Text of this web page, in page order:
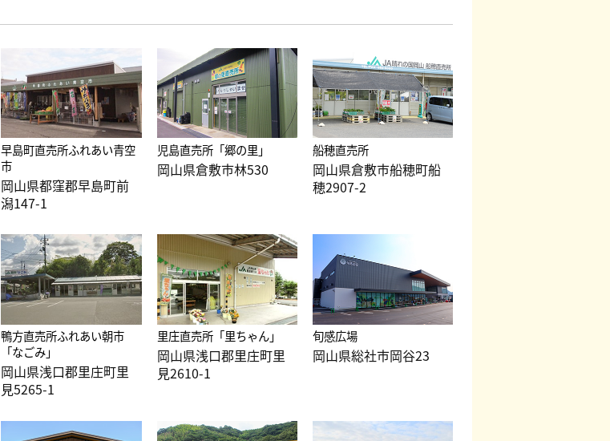
早島町直売所ふれあい青空
市
岡山県都窪郡早島町前
潟147-1
児島直売所「郷の里」
岡山県倉敷市林530
船穂直売所
岡山県倉敷市船穂町船
穂2907-2
鴨方直売所ふれあい朝市
「なごみ」
岡山県浅口郡里庄町里
見5265-1
里庄直売所「里ちゃん」
岡山県浅口郡里庄町里
見2610-1
旬感広場
岡山県総社市岡谷23